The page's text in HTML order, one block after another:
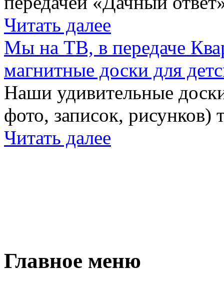
Читать далее
Мы на ТВ, в передаче
магнитные доски для
Наши удивительные
фото, записок,
Читать далее
Главное меню